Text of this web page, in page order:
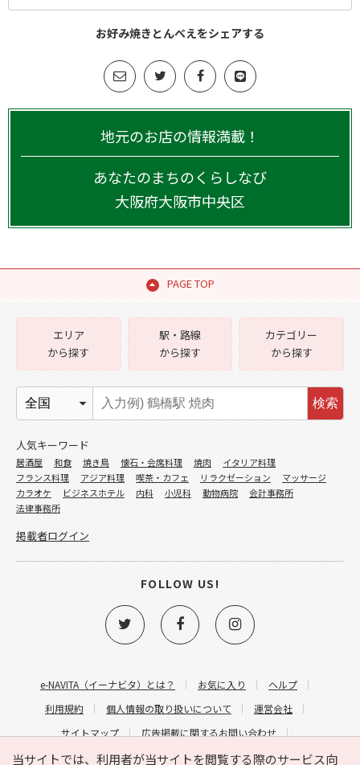
お好み焼きとんべえをシェアする
地元のお店の情報満載！
あなたのまちのくらしなび
大阪府大阪市中央区
PAGE TOP
当サイトでは、利用者が当サイトを閲覧する際のサービス向
e-NAVITA（イーナビタ）とは？ お気に入り
ヘルプ
利用規約
個人情報の取り扱いについて
運営会社
サイトマップ
広告掲載に関するお問い合わせ
サイトの内容に関するお問い合わせ
エリア
から探す
駅・路線
から探す
カテゴリー
から探す
検索
人気キーワード
居酒屋 和食 焼き鳥 懐石・会席料理 焼肉
イタリア料理
フランス料理
アジア料理 喫茶・カフェ リラクゼーション
マッサージ
カラオケ
ビジネスホテル 内科 小児科 動物病院
会計事務所
法律事務所
掲載者ログイン
FOLLOW US!